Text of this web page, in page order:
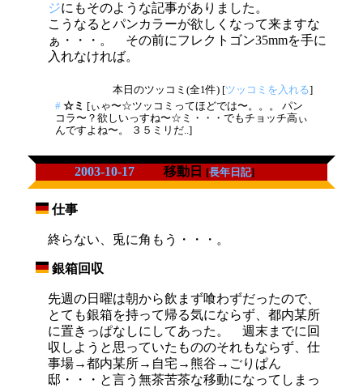
ジにもそのような記事がありました。
こうなるとパンカラーが欲しくなって来ますな
ぁ・・・。 その前にフレクトゴン35mmを手に
入れなければ。
本日のツッコミ(全1件) [ツッコミを入れる]
# ☆ミ [ぃゃ〜☆ツッコミってほどでは〜。。。 パン
コラ〜？欲しいっすね〜☆ミ・・・でもチョッチ高ぃ
んですよね〜。 ３５ミリだ..]
2003-10-17 移動日 [長年日記]
仕事
終らない、兎に角もう・・・。
銀箱回収
先週の日曜は朝から飲まず喰わずだったので、
とても銀箱を持って帰る気にならず、都内某所
に置きっぱなしにしてあった。 週末までに回
収しようと思っていたもののそれもならず、仕
事場→都内某所→自宅→熊谷→ごりぱん
邸・・・と言う無茶苦茶な移動になってしまっ